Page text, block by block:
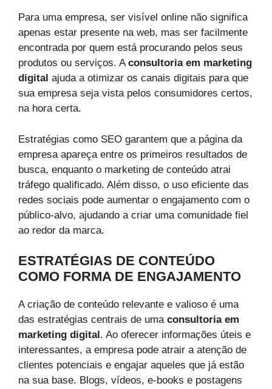
Para uma empresa, ser visível online não significa
apenas estar presente na web, mas ser facilmente
encontrada por quem está procurando pelos seus
produtos ou serviços. Aconsultoria em marketing
digital ajuda a otimizar os canais digitais para que
sua empresa seja vista pelos consumidores certos,
na hora certa.
Estratégias como SEO garantem que a página da
empresa apareça entre os primeiros resultados de
busca, enquanto o marketing de conteúdo atrai
tráfego qualificado. Além disso, o uso eficiente das
redes sociais pode aumentar o engajamento com o
público-alvo, ajudando a criar uma comunidade fiel
ao redor da marca.
ESTRATÉGIAS DE CONTEÚDO
COMO FORMA DE ENGAJAMENTO
A criação de conteúdo relevante e valioso é uma
das estratégias centrais de uma consultoria em
marketing digital. Ao oferecer informações úteis e
interessantes, a empresa pode atrair a atenção de
clientes potenciais e engajar aqueles que já estão
na sua base. Blogs, vídeos, e-books e postagens